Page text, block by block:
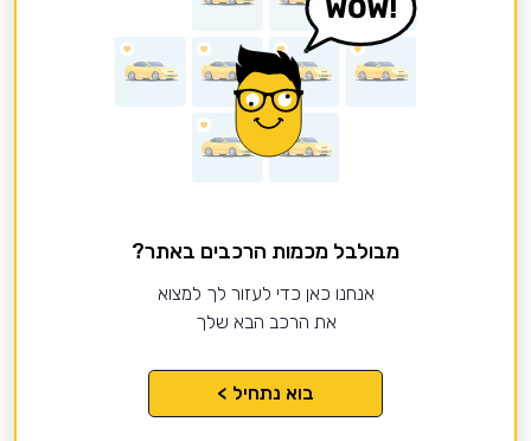
מבולבל מכמות הרכבים באתר?
אנחנו כאן כדי לעזור לך למצוא
את הרכב הבא שלך
בוא נתחיל >